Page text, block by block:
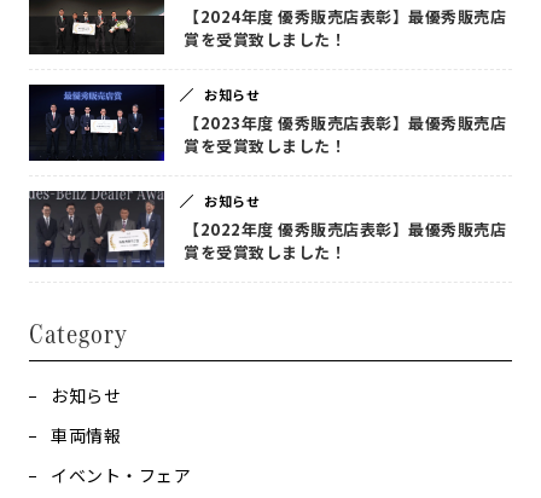
【2024年度 優秀販売店表彰】最優秀販売店
賞を受賞致しました！
お知らせ
【2023年度 優秀販売店表彰】最優秀販売店
賞を受賞致しました！
お知らせ
【2022年度 優秀販売店表彰】最優秀販売店
賞を受賞致しました！
Category
お知らせ
車両情報
イベント・フェア